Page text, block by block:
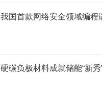
我国首款网络安全领域编程
硬碳负极材料成就储能“新秀